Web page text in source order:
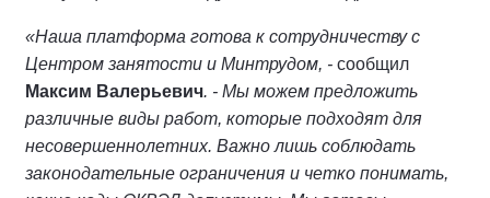
«Наша платформа готова к сотрудничеству с
Центром занятости и Минтрудом, - сообщил
Максим Валерьевич. - Мы можем предложить
различные виды работ, которые подходят для
несовершеннолетних. Важно лишь соблюдать
законодательные ограничения и четко понимать,